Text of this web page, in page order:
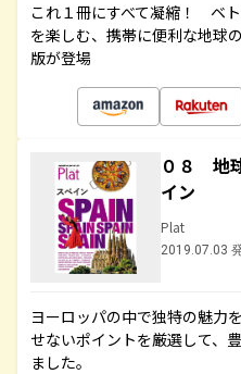
これ１冊にすべて凝縮！ ベ
を楽しむ、携帯に便利な地球
版が登場
０８ 地
イン
Plat
2019.07.03
ヨーロッパの中で独特の魅力
せないポイントを厳選して、
ました。